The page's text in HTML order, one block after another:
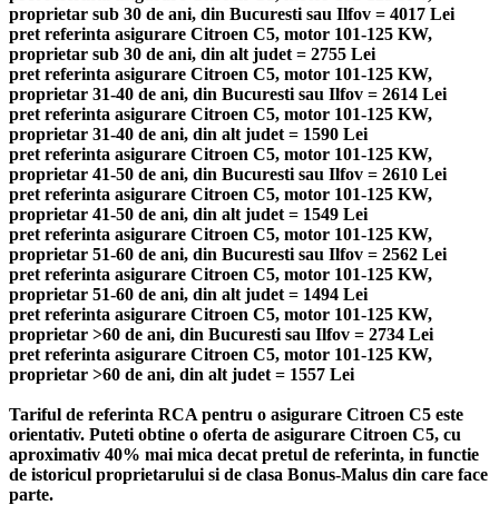
proprietar sub 30 de ani, din Bucuresti sau Ilfov = 4017 Lei
pret referinta asigurare Citroen C5, motor 101-125 KW,
proprietar sub 30 de ani, din alt judet = 2755 Lei
pret referinta asigurare Citroen C5, motor 101-125 KW,
proprietar 31-40 de ani, din Bucuresti sau Ilfov = 2614 Lei
pret referinta asigurare Citroen C5, motor 101-125 KW,
proprietar 31-40 de ani, din alt judet = 1590 Lei
pret referinta asigurare Citroen C5, motor 101-125 KW,
proprietar 41-50 de ani, din Bucuresti sau Ilfov = 2610 Lei
pret referinta asigurare Citroen C5, motor 101-125 KW,
proprietar 41-50 de ani, din alt judet = 1549 Lei
pret referinta asigurare Citroen C5, motor 101-125 KW,
proprietar 51-60 de ani, din Bucuresti sau Ilfov = 2562 Lei
pret referinta asigurare Citroen C5, motor 101-125 KW,
proprietar 51-60 de ani, din alt judet = 1494 Lei
pret referinta asigurare Citroen C5, motor 101-125 KW,
proprietar >60 de ani, din Bucuresti sau Ilfov = 2734 Lei
pret referinta asigurare Citroen C5, motor 101-125 KW,
proprietar >60 de ani, din alt judet = 1557 Lei
Tariful de referinta RCA pentru o asigurare Citroen C5 este
orientativ. Puteti obtine o oferta de asigurare Citroen C5, cu
aproximativ 40% mai mica decat pretul de referinta, in functie
de istoricul proprietarului si de clasa Bonus-Malus din care face
parte.